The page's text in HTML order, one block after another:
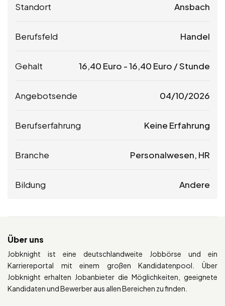
Standort Ansbach
Berufsfeld Handel
Gehalt 16,40 Euro -16,40 Euro / Stunde
Angebotsende 04/10/2026
Berufserfahrung Keine Erfahrung
Branche Personalwesen, HR
Bildung Andere
Über uns
Jobknight ist eine deutschlandweite Jobbörse und ein
Karriereportal mit einem großen Kandidatenpool. Über
Jobknight erhalten Jobanbieter die Möglichkeiten, geeignete
Kandidaten und Bewerber aus allen Bereichen zu finden.